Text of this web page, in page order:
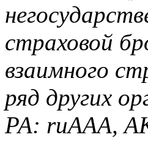
страховой
взаимного
ряд других
РА: ruAAA,